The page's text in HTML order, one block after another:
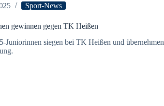
Sport-News
gewinnen gegen TK Heißen
siegen bei TK Heißen und übernehmen